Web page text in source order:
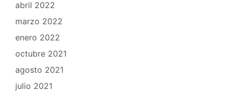
abril 2022
marzo 2022
enero 2022
octubre 2021
agosto 2021
julio 2021